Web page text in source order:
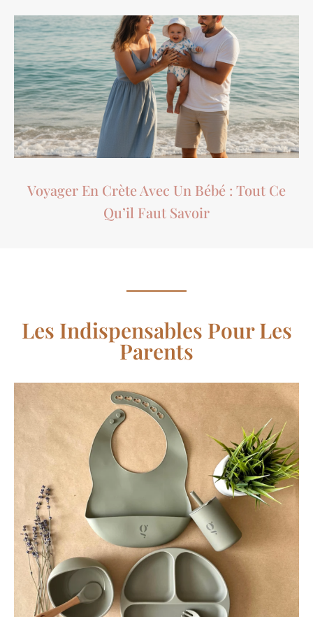
Voyager En Crète Avec Un Bébé : Tout Ce
Qu’il Faut Savoir
Les Indispensables Pour Les
Parents